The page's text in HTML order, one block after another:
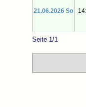
21.06.2026 So
Seite 1/1